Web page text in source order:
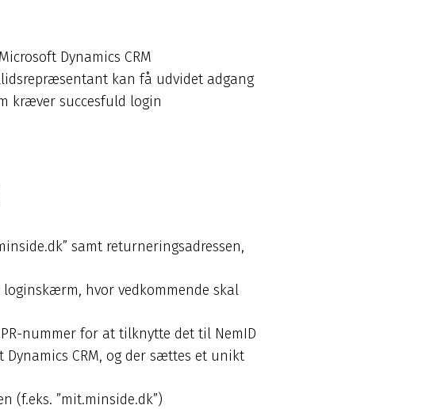
Dynamics CRM
kan få udvidet adgang
kræver succesfuld login
samt returneringsadressen,
loginskærm, hvor vedkommende skal
nummer for at tilknytte det til NemID
CRM, og der sættes et unikt
(f.eks. ”mit.minside.dk”)